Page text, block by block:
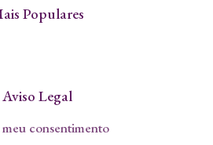
Populares
Aviso Legal
consentimento